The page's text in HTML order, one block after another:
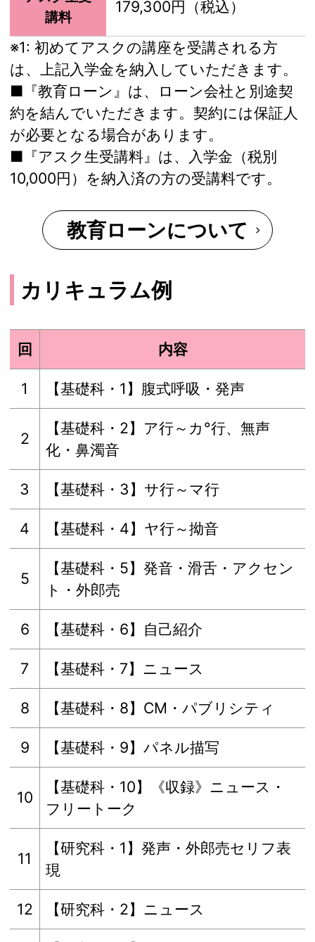
講料
179,300円（税込）
※1: 初めてアスクの講座を受講される方
は、上記入学金を納入していただきます。
■『教育ローン』は、ローン会社と別途契
約を結んでいただきます。契約には保証人
が必要となる場合があります。
■『アスク生受講料』は、入学金（税別
10,000円）を納入済の方の受講料です。
教育ローンについて
カリキュラム例
回 内容
1 【基礎科・1】腹式呼吸・発声
2
【基礎科・2】ア行～カ°行、無声
化・鼻濁音
3 【基礎科・3】サ行～マ行
4 【基礎科・4】ヤ行～拗音
5
【基礎科・5】発音・滑舌・アクセン
ト・外郎売
6 【基礎科・6】自己紹介
7 【基礎科・7】ニュース
8 【基礎科・8】CM・パブリシティ
9 【基礎科・9】パネル描写
10
【基礎科・10】《収録》ニュース・
フリートーク
11
【研究科・1】発声・外郎売セリフ表
現
12 【研究科・2】ニュース